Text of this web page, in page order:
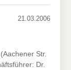
21.03.2006
Str.
Dr.